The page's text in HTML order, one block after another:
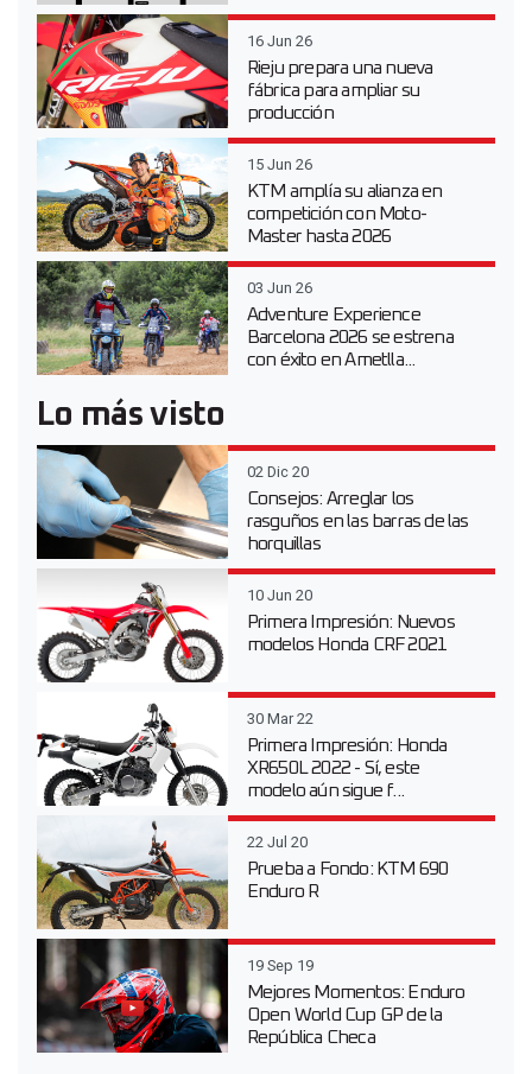
16 Jun 26
Rieju prepara una nueva
fábrica para ampliar su
producción
15 Jun 26
KTM amplía su alianza en
competición con Moto-
Master hasta 2026
03 Jun 26
Adventure Experience
Barcelona 2026 se estrena
con éxito en Ametlla...
Lo más visto
02 Dic 20
Consejos: Arreglar los
rasguños en las barras de las
horquillas
10 Jun 20
Primera Impresión: Nuevos
modelos Honda CRF 2021
30 Mar 22
Primera Impresión: Honda
XR650L 2022 - Sí, este
modelo aún sigue f...
22 Jul 20
Prueba a Fondo: KTM 690
Enduro R
19 Sep 19
Mejores Momentos: Enduro
Open World Cup GP de la
República Checa